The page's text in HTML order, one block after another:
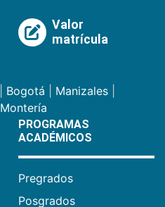
Valor
matrícula
Bogotá Manizales
Montería
PROGRAMAS
ACADÉMICOS
Pregrados
Posgrados